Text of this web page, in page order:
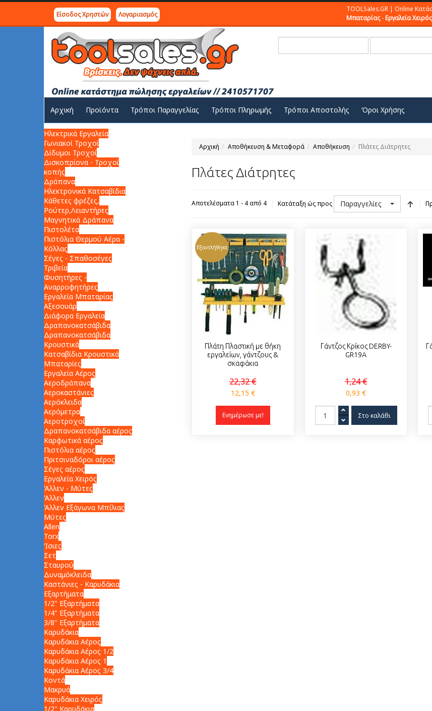
Είσοδος Χρηστών Λογαριασμός
TOOLSales.GR | Online
Μπαταρίας-Εργαλεία Χειρός
Αρχική Προϊόντα Τρόποι Παραγγελίας Τρόποι Πληρωμής Τρόποι Αποστολής Όροι Χρήσης
Αρχική Αποθήκευση & Μεταφορά Αποθήκευση Πλάτες Διάτρητες
Πλάτες Διάτρητες
Αποτελέσματα 1 - 4 από 4 Κατάταξη ώς προς Παραγγελίες
Εξαντλήθηκε
Πλάτη Πλαστική με θήκη
εργαλείων, γάντζους &
σκαφάκια
22,32 €
12,15 €
Ενημέρωσε με!
Γάντζος Κρίκος DERBY-
GR19A
1,24 €
0,93 €
Ηλεκτρικά Εργαλεία
Γωνιακοί Τροχοί
Δίδυμοι Τροχοί
Δισκοπρίονα - Τροχοί
κοπής
Δράπανα
Ηλεκτρονικά Κατσαβίδια
Κάθετες φρέζες,
Ρούτερ,Λειαντήρες
Μαγνητικά Δράπανα
Πιστολέτα
Πιστόλια Θερμού Αέρα -
Κόλλας
Σέγες - Σπαθοσέγες
Τριβεία
Φυσητήρες -
Αναρροφητήρες
Εργαλεία Μπαταρίας
Αξεσουάρ
Διάφορα Εργαλεία
Δραπανοκατσάβιδα
Δραπανοκατσάβιδα
Κρουστικά
Κατσαβίδια Κρουστικά
Μπαταρίες
Εργαλεία Αέρος
Αεροδράπανα
Αεροκαστάνιες
Αερόκλειδα
Αερόμετρα
Αεροτροχοί
Δραπανοκατσάβιδα αέρος
Καρφωτικά αέρος
Πιστόλια αέρος
Πριτσιναδόροι αέρος
Σέγες αέρος
Εργαλεία Χειρός
Άλλεν - Μύτες
Άλλεν
Άλλεν Εξάγωνα Μπίλιας
Μύτες
Allen
Torx
Ίσιες
Σετ
Σταυρού
Δυναμόκλειδα
Καστάνιες - Καρυδάκια
Εξαρτήματα
1/2" Εξαρτήματα
1/4" Εξαρτήματα
3/8" Εξαρτήματα
Καρυδάκια
Καρυδάκια Αέρος
Καρυδάκια Αέρος 1/2
Καρυδάκια Αέρος 1
Καρυδάκια Αέρος 3/4
Κοντά
Μακρυά
Καρυδάκια Χειρός
1/2" Καρυδάκια